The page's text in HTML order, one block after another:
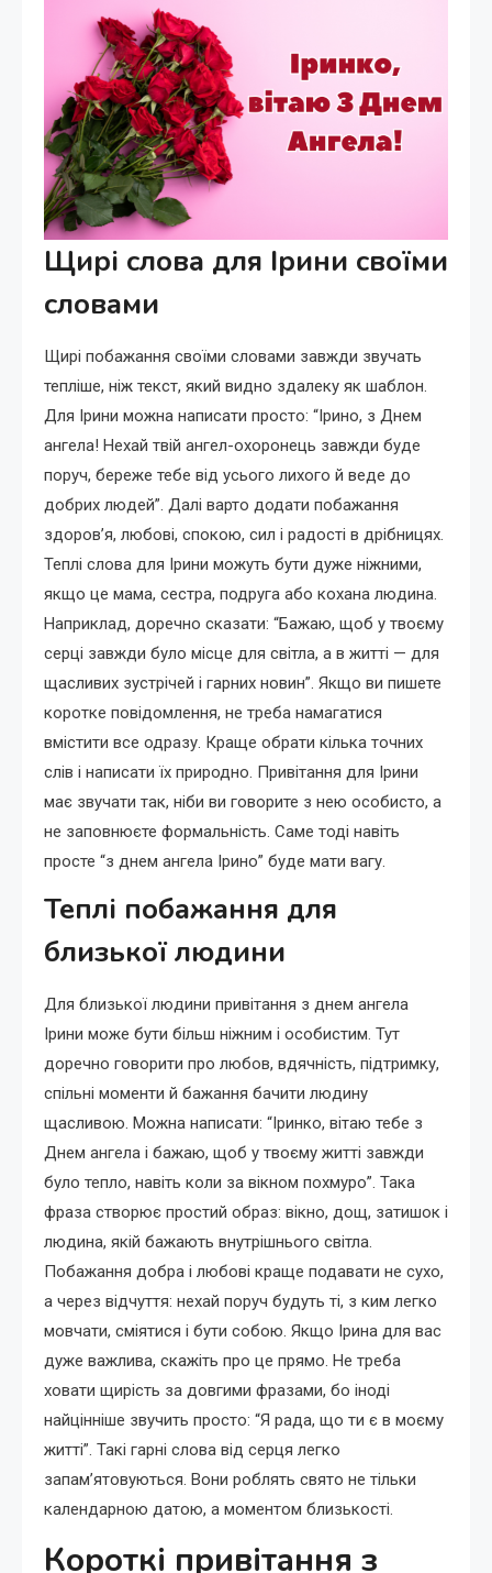
Щирі слова для Ірини своїми
словами
Щирі побажання своїми словами завжди звучать
тепліше, ніж текст, який видно здалеку як шаблон.
Для Ірини можна написати просто: “Ірино, з Днем
ангела! Нехай твій ангел-охоронець завжди буде
поруч, береже тебе від усього лихого й веде до
добрих людей”. Далі варто додати побажання
здоров’я, любові, спокою, сил і радості в дрібницях.
Теплі слова для Ірини можуть бути дуже ніжними,
якщо це мама, сестра, подруга або кохана людина.
Наприклад, доречно сказати: “Бажаю, щоб у твоєму
серці завжди було місце для світла, а в житті — для
щасливих зустрічей і гарних новин”. Якщо ви пишете
коротке повідомлення, не треба намагатися
вмістити все одразу. Краще обрати кілька точних
слів і написати їх природно. Привітання для Ірини
має звучати так, ніби ви говорите з нею особисто, а
не заповнюєте формальність. Саме тоді навіть
просте “з днем ангела Ірино” буде мати вагу.
Теплі побажання для
близької людини
Для близької людини привітання з днем ангела
Ірини може бути більш ніжним і особистим. Тут
доречно говорити про любов, вдячність, підтримку,
спільні моменти й бажання бачити людину
щасливою. Можна написати: “Іринко, вітаю тебе з
Днем ангела і бажаю, щоб у твоєму житті завжди
було тепло, навіть коли за вікном похмуро”. Така
фраза створює простий образ: вікно, дощ, затишок і
людина, якій бажають внутрішнього світла.
Побажання добра і любові краще подавати не сухо,
а через відчуття: нехай поруч будуть ті, з ким легко
мовчати, сміятися і бути собою. Якщо Ірина для вас
дуже важлива, скажіть про це прямо. Не треба
ховати щирість за довгими фразами, бо іноді
найцінніше звучить просто: “Я рада, що ти є в моєму
житті”. Такі гарні слова від серця легко
запам’ятовуються. Вони роблять свято не тільки
календарною датою, а моментом близькості.
Короткі привітання з